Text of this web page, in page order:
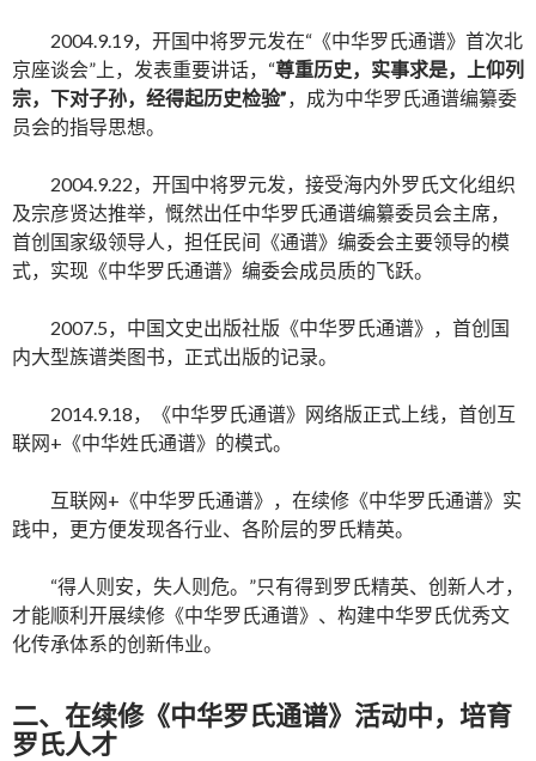
2004.9.19，开国中将罗元发在“《中华罗氏通谱》首次北
京座谈会”上，发表重要讲话，“尊重历史，实事求是，上仰列
宗，下对子孙，经得起历史检验”，成为中华罗氏通谱编纂委
员会的指导思想。
2004.9.22，开国中将罗元发，接受海内外罗氏文化组织
及宗彦贤达推举，慨然出任中华罗氏通谱编纂委员会主席，
首创国家级领导人，担任民间《通谱》编委会主要领导的模
式，实现《中华罗氏通谱》编委会成员质的飞跃。
2007.5，中国文史出版社版《中华罗氏通谱》，首创国
内大型族谱类图书，正式出版的记录。
2014.9.18，《中华罗氏通谱》网络版正式上线，首创互
联网+《中华姓氏通谱》的模式。
互联网+《中华罗氏通谱》，在续修《中华罗氏通谱》实
践中，更方便发现各行业、各阶层的罗氏精英。
“得人则安，失人则危。”只有得到罗氏精英、创新人才，
才能顺利开展续修《中华罗氏通谱》、构建中华罗氏优秀文
化传承体系的创新伟业。
二、在续修《中华罗氏通谱》活动中，培育
罗氏人才